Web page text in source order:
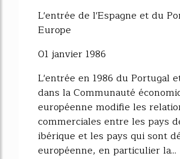
L'entrée de l'Espagne et du
Europe
01 janvier 1986
L'entrée en 1986 du Portugal
dans la Communauté
européenne modifie les
commerciales entre les pays
ibérique et les pays qui sont
européenne, en particulier la...